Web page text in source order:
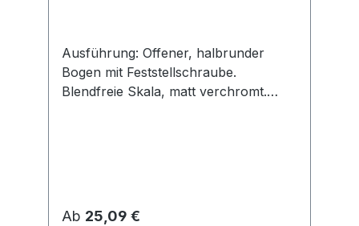
Ausführung: Offener, halbrunder
Bogen mit Feststellschraube.
Blendfreie Skala, matt verchromt.
Regulärer Preis:
Ab 25,09 €